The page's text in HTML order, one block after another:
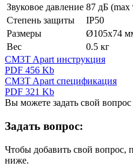
Звуковое давление 87 дБ (max
Степень защиты
IP50
Размеры
Ø105х74
Вес
0.5 кг
CM3T Apart инструкция
PDF 456 Kb
CM3T Apart спецификация
PDF 321 Kb
Вы можете задать свой
Задать вопрос:
Чтобы добавить свой вопрос,
ниже.